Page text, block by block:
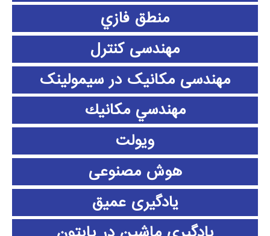
منطق فازي
مهندسی کنترل
مهندسی مکانیک در سیمولینک
مهندسي مكانيك
ویولت
هوش مصنوعی
یادگیری عمیق